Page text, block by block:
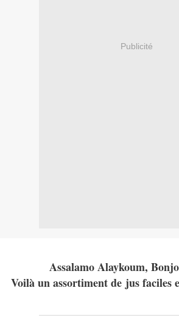
Publicité
Assalamo Alaykoum,
Voilà un assortiment de jus faciles